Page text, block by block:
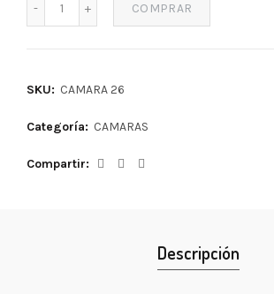
COMPRAR
SKU: CAMARA 26
Categoría: CAMARAS
Compartir
Descripción